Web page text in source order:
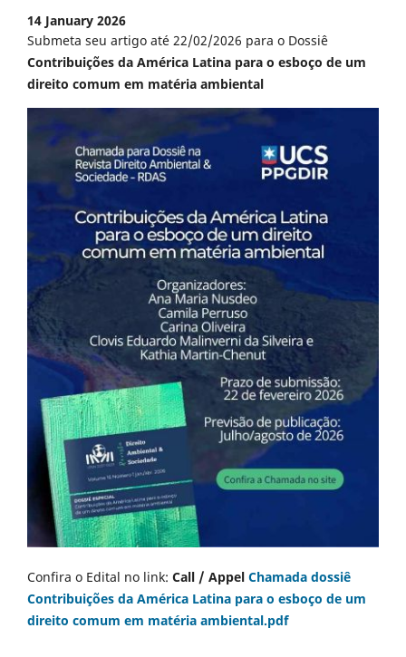
14 January 2026
Submeta seu artigo até 22/02/2026 para o Dossiê
Contribuições da América Latina para o esboço de um
direito comum em matéria ambiental
Confira o Edital no link: Call / Appel Chamada dossiê
Contribuições da América Latina para o esboço de um
direito comum em matéria ambiental.pdf